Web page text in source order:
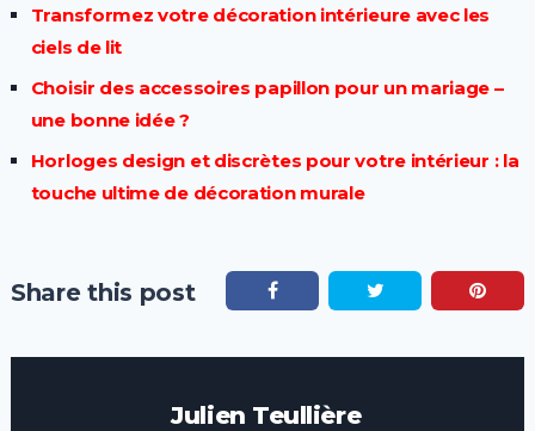
Transformez votre décoration intérieure avec les
ciels de lit
Choisir des accessoires papillon pour un mariage –
une bonne idée ?
Horloges design et discrètes pour votre intérieur : la
touche ultime de décoration murale
Share this post
Julien Teullière